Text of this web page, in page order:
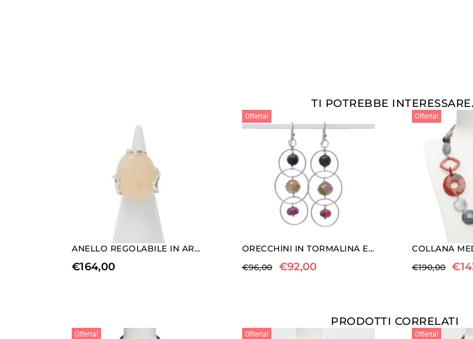
TI POTREBBE
ANELLO REGOLABILE IN ARGENTO CON PIETRA DI LUNA
€164,00
Offerta!
ORECCHINI IN TORMALINA ED ARGENTO
€96,00 €92,00
Offerta!
€190,00 €
PRODOTTI CORRELATI
Offerta! Offerta! Offerta!